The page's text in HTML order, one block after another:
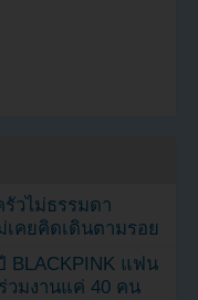
วไม่ธรรมดา
คยคิดเดินตามรอย
BLACKPINK แฟน
วมงานแค่ 40 คน